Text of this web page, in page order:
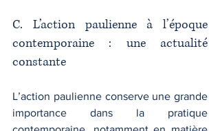
C. L’action paulienne à l’époque
contemporaine : une actualité
constante
L’action paulienne conserve une grande
importance dans la pratique